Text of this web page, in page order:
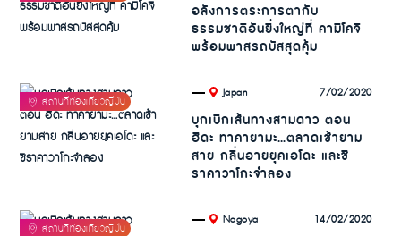
อลังการตระการตากับ
ธรรมชาติอันยิ่งใหญ่ที่ คามิโคจิ
พร้อมพาสรถบัสสุดคุ้ม
. Japan 7/02/2020
บุกเบิกเส้นทางสามดาว ตอน
ฮิดะ ทาคายามะ…ตลาดเช้ายาม
สาย กลิ่นอายยุคเอโดะ และชิ
ราคาวาโกะจำลอง
. Nagoya 14/02/2020